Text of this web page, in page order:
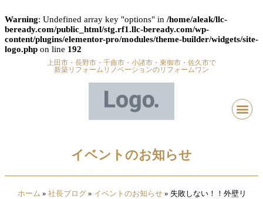
Warning: Undefined array key "options" in /home/aleak/llc-
beready.com/public_html/stg.rf1.llc-beready.com/wp-
content/plugins/elementor-pro/modules/theme-builder/widgets/site-
logo.php on line 192
上田市・長野市・千曲市・小諸市・東御市・佐久市で
新築リフォームリノベーションのリフォームワン
イベントのお知らせ
ホーム » 社長ブログ » イベントのお知らせ » 失敗しない！！外壁リ